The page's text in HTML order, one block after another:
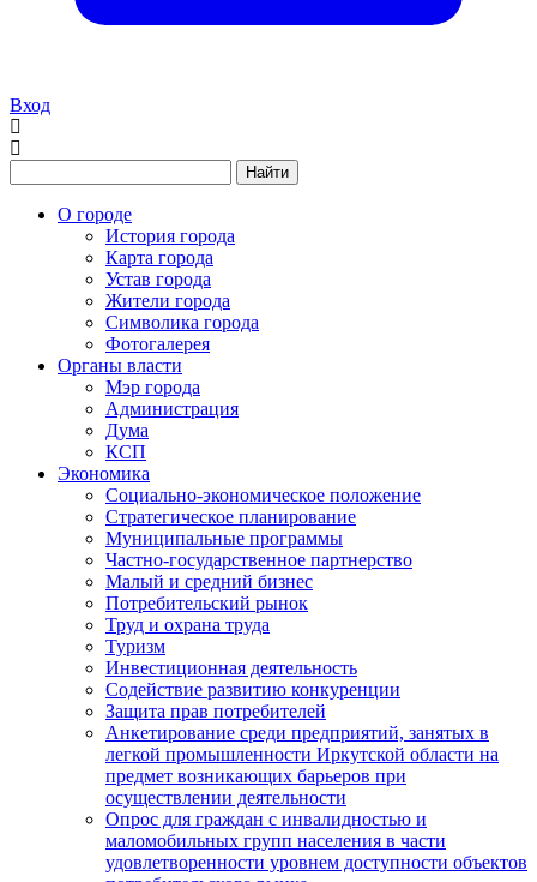
Вход
Найти
О городе
История города
Карта города
Устав города
Жители города
Символика города
Фотогалерея
Органы власти
Мэр города
Администрация
Дума
КСП
Экономика
Социально-экономическое положение
Стратегическое планирование
Муниципальные программы
Частно-государственное партнерство
Малый и средний бизнес
Потребительский рынок
Труд и охрана труда
Туризм
Инвестиционная деятельность
Содействие развитию конкуренции
Защита прав потребителей
Анкетирование среди предприятий, занятых в
легкой промышленности Иркутской области на
предмет возникающих барьеров при
осуществлении деятельности
Опрос для граждан с инвалидностью и
маломобильных групп населения в части
удовлетворенности уровнем доступности объектов